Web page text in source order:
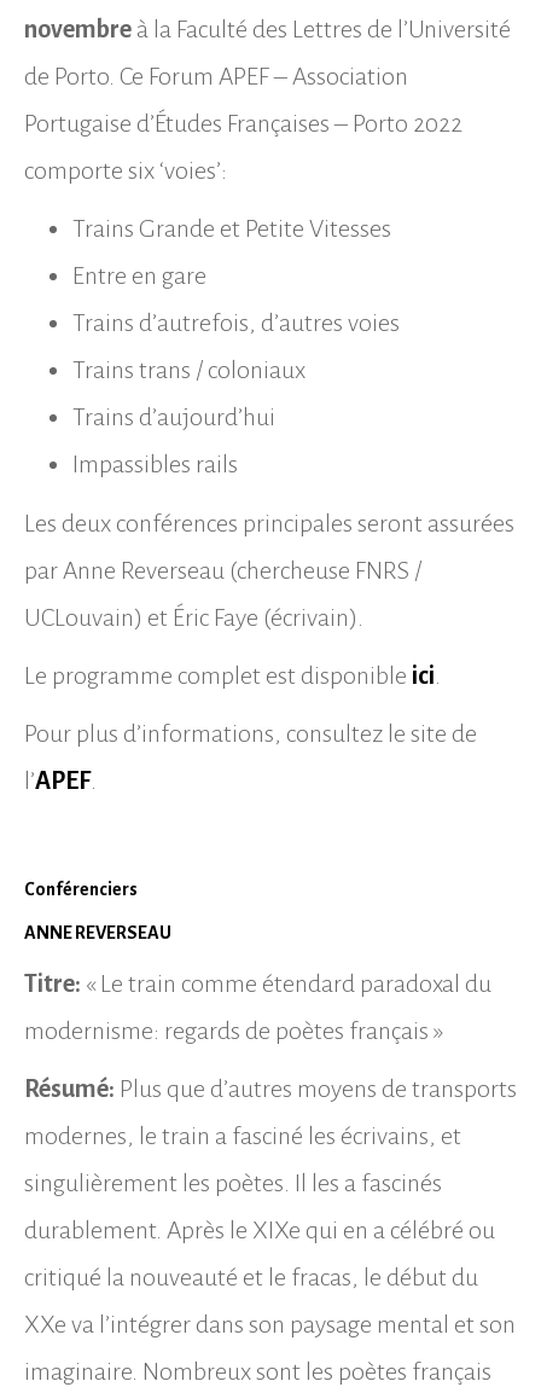
novembre à la Faculté des Lettres de l’Université
de Porto. Ce Forum APEF – Association
Portugaise d’Études Françaises – Porto 2022
comporte six ‘voies’:
Trains Grande et Petite Vitesses
Entre en gare
Trains d’autrefois, d’autres voies
Trains trans / coloniaux
Trains d’aujourd’hui
Impassibles rails
Les deux conférences principales seront assurées
par Anne Reverseau (chercheuse FNRS /
UCLouvain) et Éric Faye (écrivain).
Le programme complet est disponible ici.
Pour plus d’informations, consultez le site de
l’APEF.
Conférenciers
ANNE REVERSEAU
Titre: « Le train comme étendard paradoxal du
modernisme: regards de poètes français »
Résumé: Plus que d’autres moyens de transports
modernes, le train a fasciné les écrivains, et
singulièrement les poètes. Il les a fascinés
durablement. Après le XIXe qui en a célébré ou
critiqué la nouveauté et le fracas, le début du
XXe va l’intégrer dans son paysage mental et son
imaginaire. Nombreux sont les poètes français